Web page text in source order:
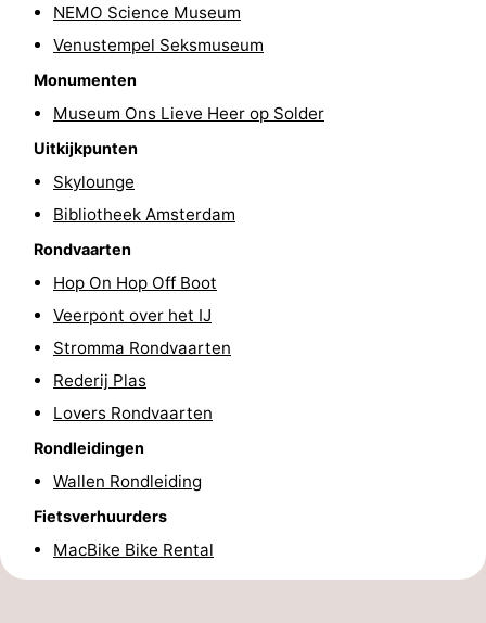
Steden
Rondleidingen
Sporten
Wandelen
Amusement
Eten
drinken
Markten
Warenhuizen
Evenementen
Uitgelicht
NEMO Science Museum
Venustempel Seksmuseum
Monumenten
Museum Ons Lieve Heer op Solder
Uitkijkpunten
Skylounge
Bibliotheek Amsterdam
Rondvaarten
Hop On Hop Off Boot
Veerpont over het IJ
Stromma Rondvaarten
Rederij Plas
Lovers Rondvaarten
Rondleidingen
Wallen Rondleiding
Fietsverhuurders
MacBike Bike Rental